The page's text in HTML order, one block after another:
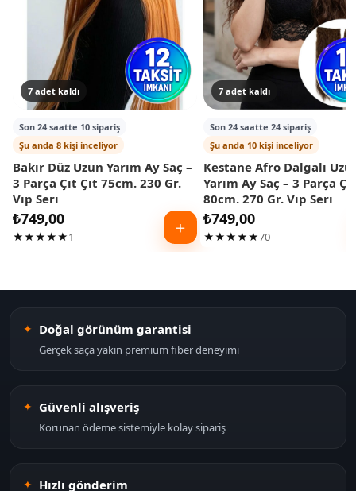
7 adet kaldı
Son 24 saatte 10 sipariş
Şu anda 8 kişi inceliyor
Bakır Düz Uzun Yarım Ay Saç –
3 Parça Çıt Çıt 75cm. 230 Gr.
Vıp Serı
₺749,00
★★★★★1 ＋
7 adet kaldı
Son 24 saatte 24 sipariş
Şu anda 10 kişi inceliyor
Kestane Afro Dalgalı
Yarım Ay Saç – 3 Parça
80cm. 270 Gr. Vıp Serı
₺749,00
★★★★★70
Doğal görünüm garantisi
Gerçek saça yakın premium fiber deneyimi
Güvenli alışveriş
Korunan ödeme sistemiyle kolay sipariş
Hızlı gönderim